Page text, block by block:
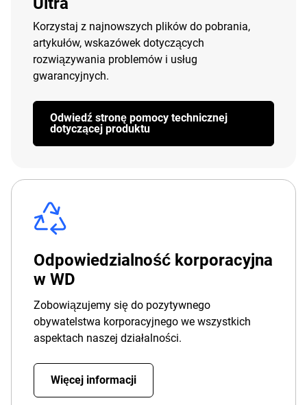
Korzystaj z najnowszych plików do pobrania,
artykułów, wskazówek dotyczących
rozwiązywania problemów i usług
gwarancyjnych.
Odwiedź stronę pomocy technicznej
dotyczącej produktu
Odpowiedzialność korporacyjna
w WD
Zobowiązujemy się do pozytywnego
obywatelstwa korporacyjnego we wszystkich
aspektach naszej działalności.
Więcej informacji